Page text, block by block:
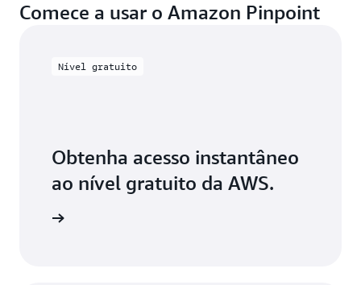
Comece a usar o Amazon Pinpoint
Nível gratuito
Obtenha acesso instantâneo
ao nível gratuito da AWS.